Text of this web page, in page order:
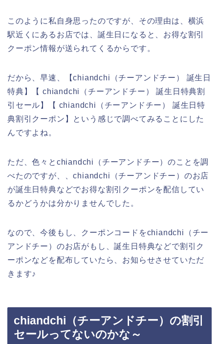
このように私自身思ったのですが、その理由は、横浜
駅近くにあるお店では、誕生日になると、お得な割引
クーポン情報が送られてくるからです。
だから、早速、【chiandchi（チーアンドチー） 誕生日
特典】【 chiandchi（チーアンドチー） 誕生日特典割
引セール】【 chiandchi（チーアンドチー） 誕生日特
典割引クーポン】という感じで調べてみることにした
んですよね。
ただ、色々とchiandchi（チーアンドチー）のことを調
べたのですが、、chiandchi（チーアンドチー）のお店
が誕生日特典などでお得な割引クーポンを配信してい
るかどうかは分かりませんでした。
なので、今後もし、クーポンコードをchiandchi（チー
アンドチー）のお店がもし、誕生日特典などで割引ク
ーポンなどを配布していたら、お知らせさせていただ
きます♪
chiandchi（チーアンドチー）の割引
セールってないのかな～